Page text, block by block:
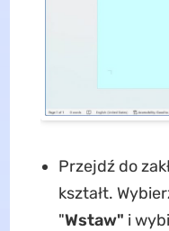
Przejdź do
kształt.
"Wstaw" i